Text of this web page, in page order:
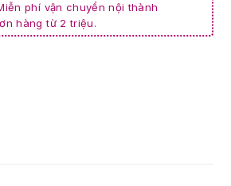
phí vận chuyển nội thành
hàng từ 2 triệu.